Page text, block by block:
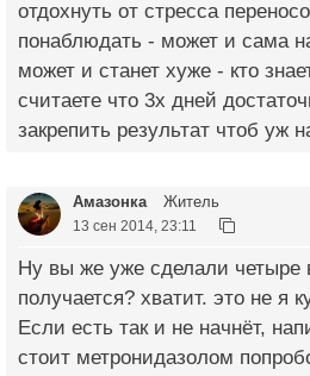
отдохнуть от стресса
понаблюдать - может и сама
может и станет хуже - кто
считаете что 3х дней
закрепить результат чтоб уж
Амазонка Житель
13 сен 2014, 23:11
Ну вы же уже сделали четыре
получается? хватит. это не я
Если есть так и не начнёт,
стоит метронидазолом